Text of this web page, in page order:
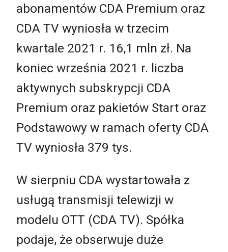
abonamentów CDA Premium oraz
CDA TV wyniosła w trzecim
kwartale 2021 r. 16,1 mln zł. Na
koniec września 2021 r. liczba
aktywnych subskrypcji CDA
Premium oraz pakietów Start oraz
Podstawowy w ramach oferty CDA
TV wyniosła 379 tys.
W sierpniu CDA wystartowała z
usługą transmisji telewizji w
modelu OTT (CDA TV). Spółka
podaje, że obserwuje duże